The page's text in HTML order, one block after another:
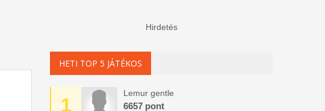
Hirdetés
HETI TOP 5 JÁTÉKOS
1
Lemur gentle
6657 pont